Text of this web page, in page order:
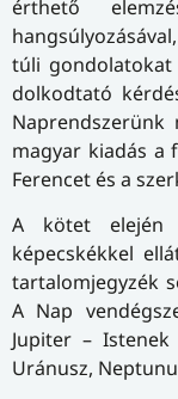
érthető
túli
dol­kod­ta­tó
Naprendszerünk
magyar kiadás a
Ferencet és a
A kötet elején
képecskékkel
tartalomjegyzék
A Nap
Jupiter –
Uránusz,